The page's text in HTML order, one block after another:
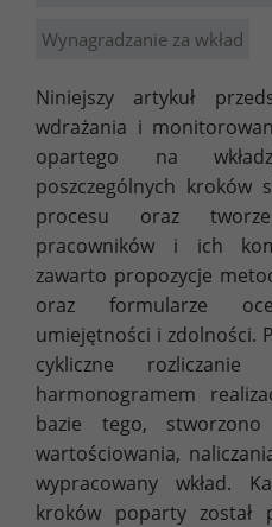
Wynagradzanie za wkład
Niniejszy artykuł
wdrażania i
opartego na
poszczególnych kroków
procesu oraz
pracowników i ich
zawarto propozycje
oraz formularze
umiejętności i zdolności.
cykliczne
harmonogramem
bazie tego,
wartościowania,
wypracowany wkład.
kroków poparty został